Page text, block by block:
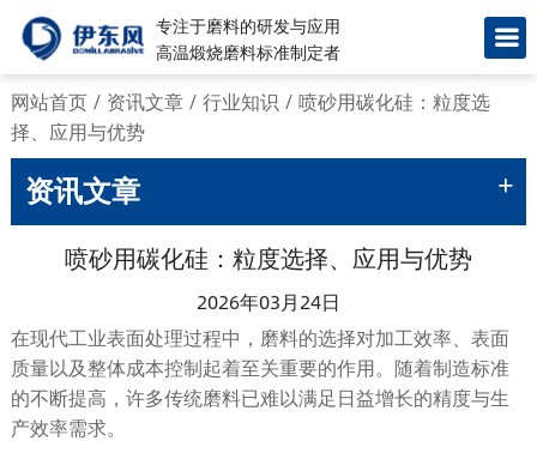
专注于磨料的研发与应用
高温煅烧磨料标准制定者
网站首页/ 资讯文章/ 行业知识/ 喷砂用碳化硅：粒度选
择、应用与优势
资讯文章 +
喷砂用碳化硅：粒度选择、应用与优势
2026年03月24日
在现代工业表面处理过程中，磨料的选择对加工效率、表面
质量以及整体成本控制起着至关重要的作用。随着制造标准
的不断提高，许多传统磨料已难以满足日益增长的精度与生
产效率需求。